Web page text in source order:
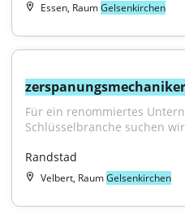
Essen, RaumGelsenkirchen
zerspanungsmechaniker
Für ein renommiertes
Schlüsselbranche suchen
Randstad
Velbert, RaumGelsenkirchen